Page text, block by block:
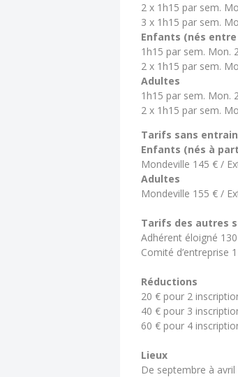
2 x 1h15 par sem.
3 x 1h15 par sem.
Enfants (nés entre
1h15 par sem. Mon.
2 x 1h15 par sem.
Adultes
1h15 par sem. Mon.
2 x 1h15 par sem.
Tarifs sans
Enfants (nés à
Mondeville 145 € /
Adultes
Mondeville 155 € /
Tarifs des autres
Adhérent éloigné
Comité d’entreprise
Réductions
20 € pour 2
40 € pour 3
60 € pour 4
Lieux
De septembre à